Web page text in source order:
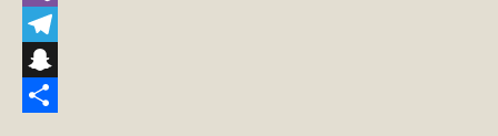
Viber
Telegram
Snapchat